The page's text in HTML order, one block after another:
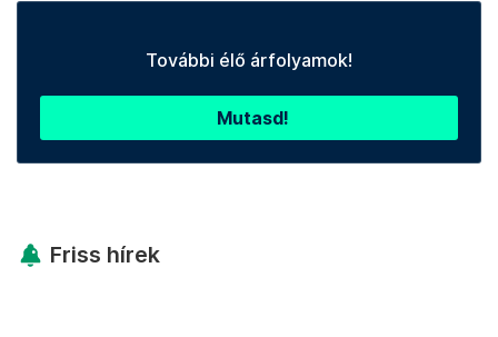
További élő árfolyamok!
Mutasd!
Friss hírek